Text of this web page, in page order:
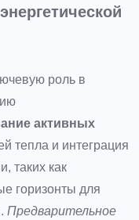
роль в
активных
тепла и интеграция
таких как
горизонты для
Предварительное